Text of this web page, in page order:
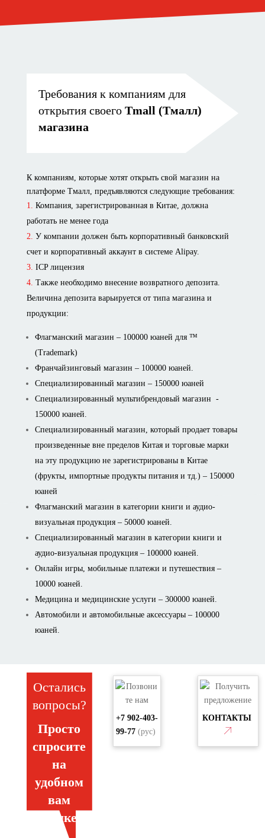
Требования к компаниям для
открытия своегоTmall (Тмалл)
магазина
К компаниям, которые хотят открыть свой магазин на
платформе Тмалл, предъявляются следующие требования:
Компания, зарегистрированная в Китае, должна
работать не менее года
У компании должен быть корпоративный банковский
счет и корпоративный аккаунт в системе Alipay.
ICP лицензия
Также необходимо внесение возвратного депозита.
Величина депозита варьируется от типа магазина и
продукции:
Флагманский магазин – 100000 юаней для ™
(Trademark)
Франчайзинговый магазин – 100000 юаней.
Специализированный магазин – 150000 юаней
Специализированный мультибрендовый магазин -
150000 юаней.
Специализированный магазин, который продает товары
произведенные вне пределов Китая и торговые марки
на эту продукцию не зарегистрированы в Китае
(фрукты, импортные продукты питания и тд.) – 150000
юаней
Флагманский магазин в категории книги и аудио-
визуальная продукция – 50000 юаней.
Специализированный магазин в категории книги и
аудио-визуальная продукция – 100000 юаней.
Онлайн игры, мобильные платежи и путешествия –
10000 юаней.
Медицина и медицинские услуги – 300000 юаней.
Автомобили и автомобильные аксессуары – 100000
юаней.
Остались
вопросы?
Просто
спросите
на
удобном
вам
языке
+7 902-403-
99-77(рус)
КОНТАКТЫ